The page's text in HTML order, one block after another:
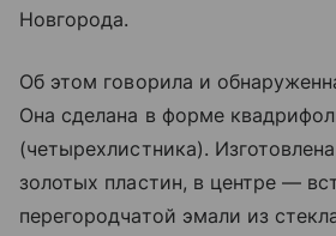
Новгорода.
Об этом говорила и
Она сделана в форме
(четырехлистника).
золотых пластин, в центре —
перегородчатой эмали из